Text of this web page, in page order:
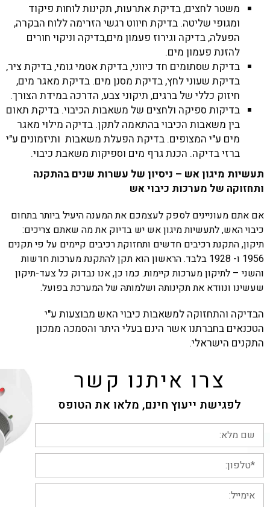
משטר לחצים, בדיקת אתרעות, תקינות לוחות פיקוד
ומגופי שליטה. בדיקת חיווט רגשי הזרימה ללוח הבקרה,
הפעלה, בדיקה וגירוז פעמון מים,בדיקה וניקוי חורים
להזנת פעמון מים.
בדיקת שסתומים חד כיווני, בדיקת אטמי גומי, בדיקת ציר,
בדיקת שעוני לחץ, בדיקת מסנן מים. בדיקת מאגר מים,
חיזוק כללי של ברגים, תיקוני צבע, הדרכה במידת הצורך.
בדיקות ספיקה ולחצים של משאבות הכיבוי. בדיקת תאום
בין משאבות הכיבוי בהתאמה לתקן. בדיקה מילוי מאגר
מים ע"י המצופים. בדיקת הפעלת משאבות ותיזמונים ע"י
ברזי בדיקה. הכנת גרף מים וספיקות משאבת כיבוי.
תעשיות מיגון אש – ניסיון של עשרות שנים בהתקנה
ותחזוקה של מערכות כיבוי אש
אם אתם מעוניינים לספק לעצמכם את המענה היעיל ביותר בתחום
כיבוי האש, לתעשיות מיגון אש יש בדיוק את מה שאתם צריכים:
תיקון, התקנת רכיבים חדשים ותחזוקת רכיבים קיימים על פי תקנים
1956 ו- 1928 בלבד. הראשון הוא תקן להתקנת מערכות חדשות
והשני – לתיקון מערכות קיימות. כמו כן, אנו נבדוק כל צעד-תיקון
שעשינו ונוודא את תקינותהּ ושלמותהּ של המערכת בפועל.
הבדיקה והתחזוקה למשאבות כיבוי האש מבוצעות ע"י
הטכנאים בחברתנו אשר הינם בעלי היתר והסמכה ממכון
התקנים הישראלי.
צרו איתנו קשר
לפגישת ייעוץ חינם, מלאו את הטופס